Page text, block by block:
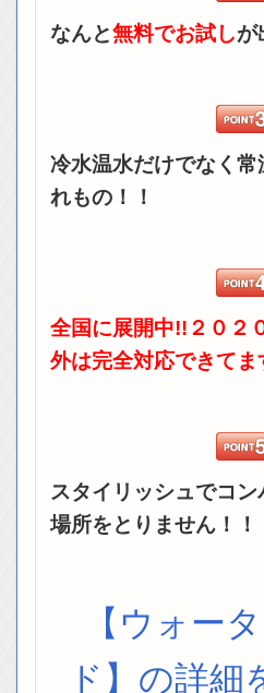
なんと無料でお試しが
冷水温水だけでなく
れもの！！
全国に展開中!!２０２
外は完全対応できてま
スタイリッシュでコ
場所をとりません！！
【ウォー
ド】の詳細